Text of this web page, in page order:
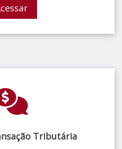
Tributária